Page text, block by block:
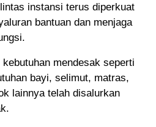
instansi terus diperkuat
bantuan dan menjaga
mendesak seperti
bayi, selimut, matras,
lainnya telah disalurkan